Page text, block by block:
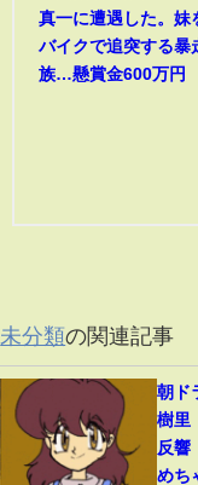
真一に遭遇した。妹
バイクで追突する暴
族…懸賞金600万円
未分類の関連記事
朝ド
樹里
反響
めち